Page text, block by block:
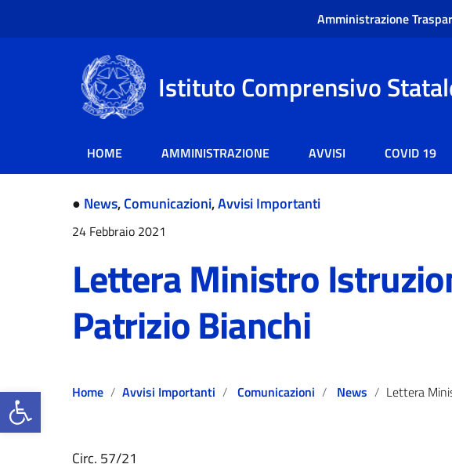
Open toolbar
Amministrazione
Istituto Comprensivo
HOME AMMINISTRAZIONE AVVISI COVID 19
● News,Comunicazioni,Avvisi Importanti
24 Febbraio 2021
Lettera Ministro
Patrizio Bianchi
Home Avvisi Importanti Comunicazioni News Lettera Ministro
Circ. 57/21